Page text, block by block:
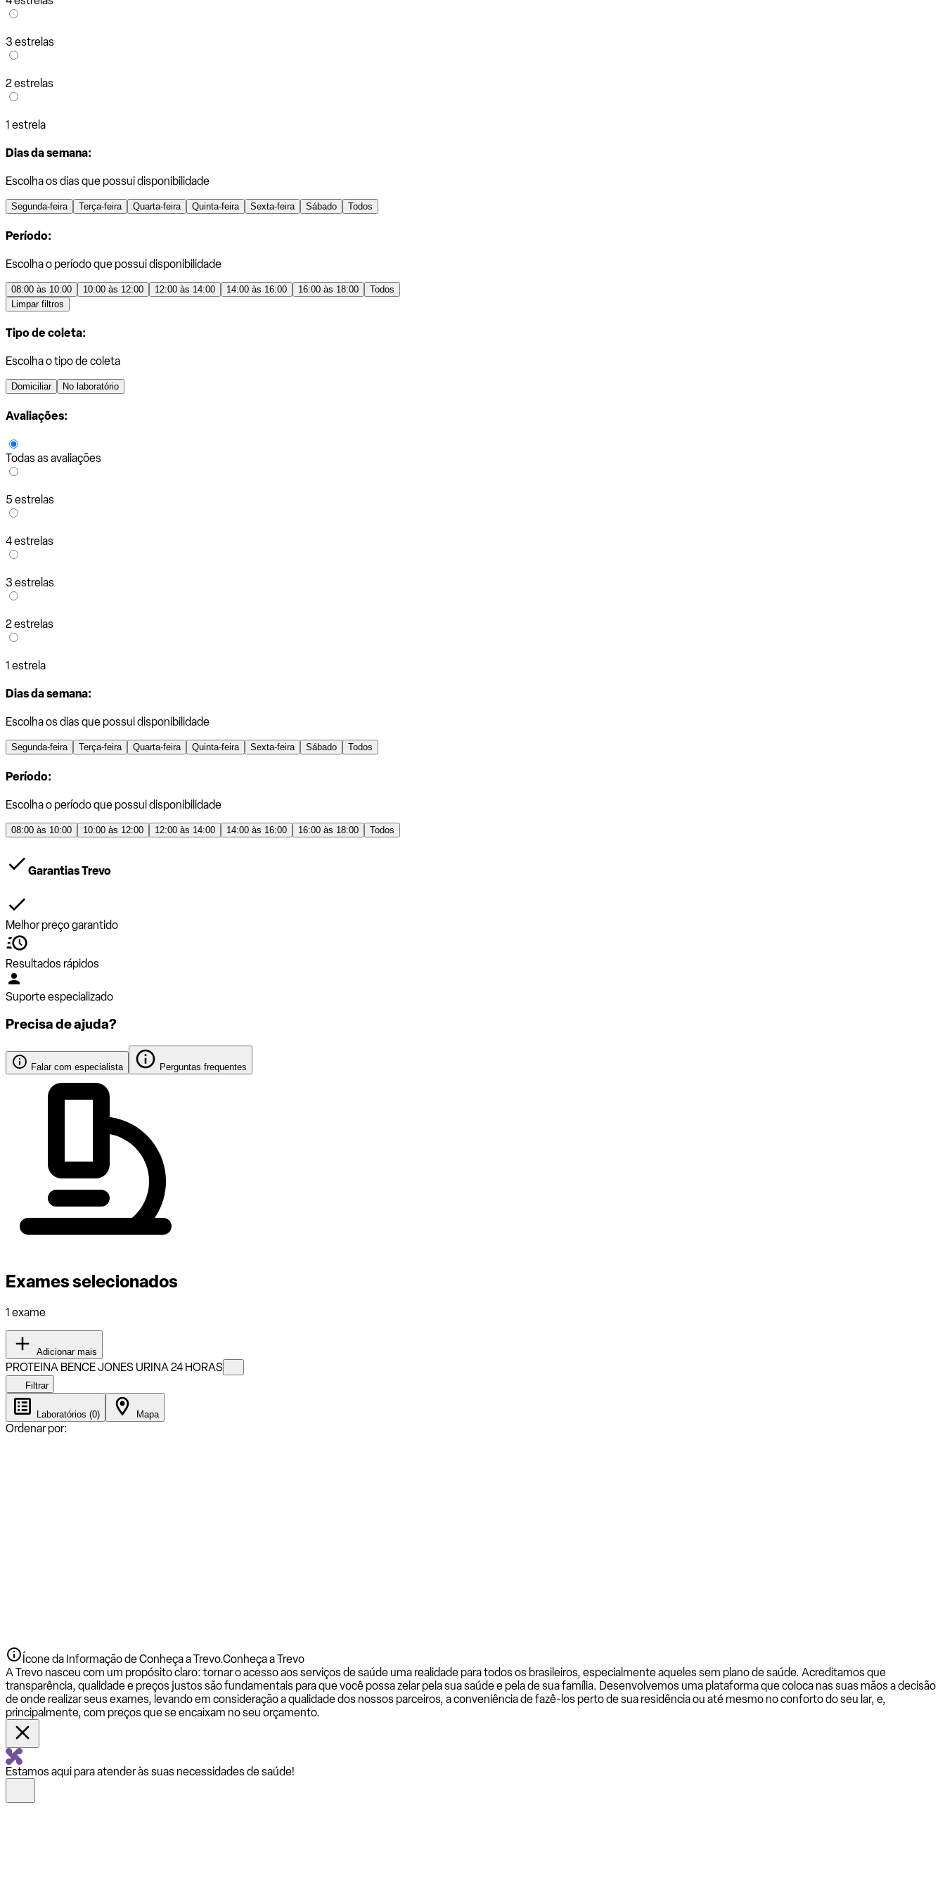
3 estrelas
2 estrelas
1 estrela
Dias da semana:
Escolha os dias que possui disponibilidade
Segunda-feira Terça-feira Quarta-feira Quinta-feira Sexta-feira Sábado Todos
Período:
Escolha o período que possui disponibilidade
08:00 às 10:00 10:00 às 12:00 12:00 às 14:00 14:00 às 16:00 16:00 às 18:00
Todos
Limpar filtros
Tipo de coleta:
Escolha o tipo de coleta
Domiciliar No laboratório
Avaliações:
Todas as avaliações
5 estrelas
4 estrelas
3 estrelas
2 estrelas
1 estrela
Dias da semana:
Escolha os dias que possui disponibilidade
Segunda-feira Terça-feira Quarta-feira Quinta-feira Sexta-feira Sábado Todos
Período:
Escolha o período que possui disponibilidade
08:00 às 10:00 10:00 às 12:00 12:00 às 14:00 14:00 às 16:00 16:00 às 18:00 Todos
Garantias Trevo
Melhor preço garantido
Resultados rápidos
Suporte especializado
Precisa de ajuda?
Falar com especialista Perguntas frequentes
Exames selecionados
1 exame
Adicionar mais
PROTEINA BENCE JONES URINA 24 HORAS
Filtrar
Laboratórios (0) Mapa
Ordenar por:
Ícone da Informação de Conheça a Trevo.Conheça a Trevo
A Trevo nasceu com um propósito claro: tornar o acesso aos serviços de saúde uma realidade para todos os brasileiros, especialmente aqueles sem plano de saúde. Acreditamos que
transparência, qualidade e preços justos são fundamentais para que você possa zelar pela sua saúde e pela de sua família. Desenvolvemos uma plataforma que coloca nas suas mãos a decisão
de onde realizar seus exames, levando em consideração a qualidade dos nossos parceiros, a conveniência de fazê-los perto de sua residência ou até mesmo no conforto do seu lar, e,
principalmente, com preços que se encaixam no seu orçamento.
Estamos aqui para atender às suas necessidades de saúde!